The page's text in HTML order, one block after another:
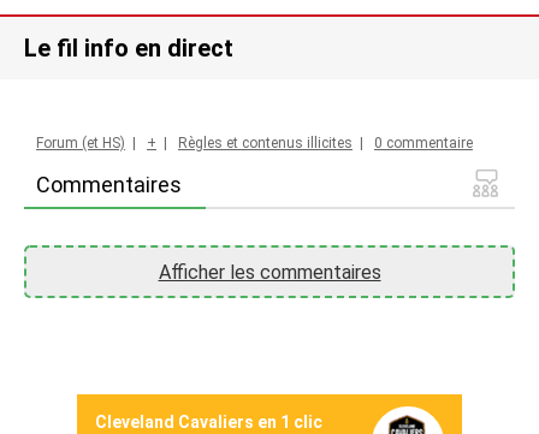
Le fil info en direct
Commentaires
Forum (et HS) | + | Règles et contenus illicites | 0 commentaire
Afficher les commentaires
Cleveland Cavaliers en 1 clic